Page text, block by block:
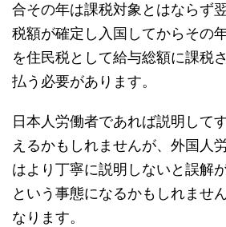
合その年は課税対象とはならず
税額が確定し入国してからその
を住民税として給与総額に課税
払う必要があります。
日本人労働者であれば説明して
えるかもしれませんが、外国人
はより丁寧に説明しないと誤解
という事態になるかもしれませ
なります。